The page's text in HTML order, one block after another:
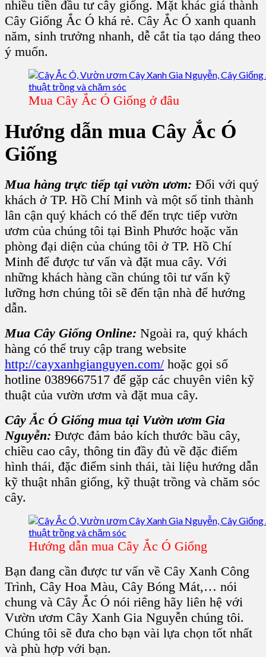
nhiều tiền đầu tư cây giống. Mặt khác giá thành
Cây Giống Ắc Ó khá rẻ. Cây Ắc Ó xanh quanh
năm, sinh trưởng nhanh, dễ cắt tỉa tạo dáng theo
ý muốn.
Mua Cây Ắc Ó Giống ở đâu
Hướng dẫn mua Cây Ắc Ó
Giống
Mua hàng trực tiếp tại vườn ươm: Đối với quý
khách ở TP. Hồ Chí Minh và một số tỉnh thành
lân cận quý khách có thể đến trực tiếp vườn
ươm của chúng tôi tại Bình Phước hoặc văn
phòng đại diện của chúng tôi ở TP. Hồ Chí
Minh để được tư vấn và đặt mua cây. Với
những khách hàng cần chúng tôi tư vấn kỹ
lưỡng hơn chúng tôi sẽ đến tận nhà để hướng
dẫn.
Mua Cây Giống Online: Ngoài ra, quý khách
hàng có thể truy cập trang website
http://cayxanhgianguyen.com/ hoặc gọi số
hotline 0389667517 để gặp các chuyên viên kỹ
thuật của vườn ươm và đặt mua cây.
Cây Ắc Ó Giống mua tại Vườn ươm Gia
Nguyễn: Được đảm bảo kích thước bầu cây,
chiều cao cây, thông tin đầy đủ về đặc điểm
hình thái, đặc điểm sinh thái, tài liệu hướng dẫn
kỹ thuật nhân giống, kỹ thuật trồng và chăm sóc
cây.
Hướng dẫn mua Cây Ắc Ó Giống
Bạn đang cần được tư vấn về Cây Xanh Công
Trình, Cây Hoa Màu, Cây Bóng Mát,… nói
chung và Cây Ắc Ó nói riêng hãy liên hệ với
Vườn ươm Cây Xanh Gia Nguyễn chúng tôi.
Chúng tôi sẽ đưa cho bạn vài lựa chọn tốt nhất
và phù hợp với bạn.